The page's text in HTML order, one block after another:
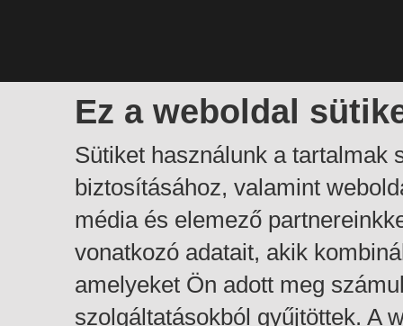
Ez a weboldal
Sütiket használunk a tartalmak
biztosításához, valamint
média és elemező
vonatkozó adatait, akik
amelyeket Ön adott meg
szolgáltatásokból gyűjtöttek. A